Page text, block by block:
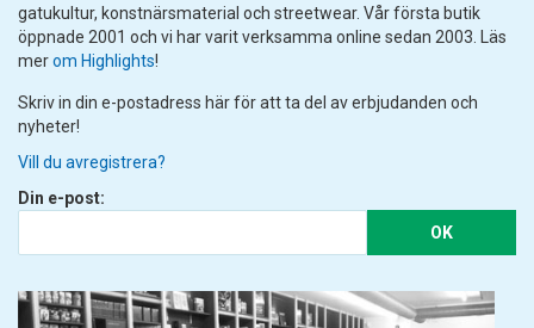
gatukultur, konstnärsmaterial och streetwear. Vår första butik
öppnade 2001 och vi har varit verksamma online sedan 2003. Läs
merom Highlights!
Skriv in din e-postadress här för att ta del av erbjudanden och
nyheter!
Vill du avregistrera?
Din e-post:
OK